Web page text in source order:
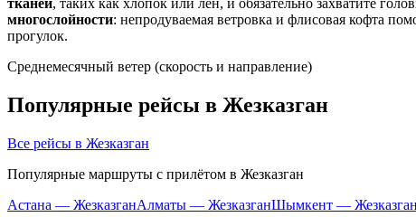
тканей, таких как хлопок или лен, и обязательно захватите
многослойности: непродуваемая ветровка и флисовая кофта
прогулок.
Среднемесячный ветер (скорость и направление)
Популярные рейсы в Жезказган
Все рейсы в Жезказган
Популярные маршруты с прилётом в Жезказган
Астана — ЖезказганАлматы — ЖезказганШымкент — Жезказган